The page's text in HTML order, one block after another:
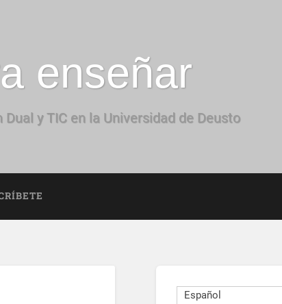
enseñar
y TIC en la Universidad de Deusto
Español